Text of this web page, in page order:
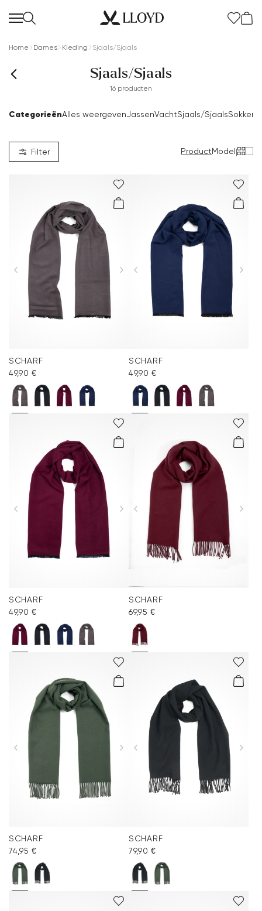
Home Dames Kleding Sjaals/Sjaals
Sjaals/Sjaals
16 producten
CategorieënAlles weergevenJassenVachtSjaals/SjaalsSokken
Filter ProductModel|
SCHARF
49,90 €
SCHARF
49,90 €
SCHARF
49,90 €
SCHARF
69,95 €
SCHARF
74,95 €
SCHARF
79,90 €